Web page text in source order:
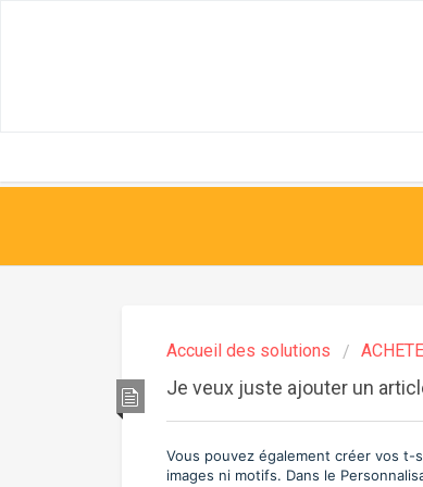
Accueil des solutions
Je veux juste ajouter un
Vous pouvez également créer vos t-
images ni motifs. Dans le